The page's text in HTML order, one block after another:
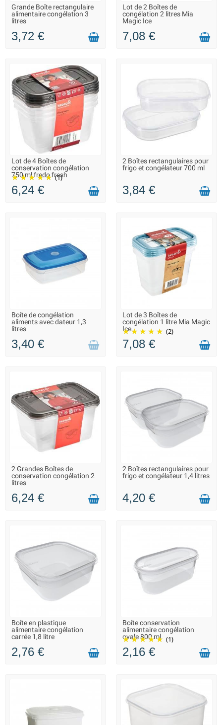
EN STOCK DANS 10 JOURS -
VOUS POUVEZ COMMANDER
Grande Boîte rectangulaire
alimentaire congélation 3
litres
3,72 €
LIVRAISON 2 À 3 JOURS
Lot de 2 Boîtes de
congélation 2 litres Mia
Magic Ice
7,08 €
LIVRAISON 2 À 3 JOURS
Lot de 4 Boîtes de
conservation congélation
750 ml fredo fresh
(1)
6,24 €
LIVRAISON 2 À 3 JOURS
2 Boîtes rectangulaires pour
frigo et congélateur 700 ml
3,84 €
INDISPONIBLE - DÉLAI
INCONNU
Boîte de congélation
aliments avec dateur 1,3
litres
3,40 €
LIVRAISON 2 À 3 JOURS
Lot de 3 Boîtes de
congélation 1 litre Mia Magic
Ice
(2)
7,08 €
LIVRAISON 2 À 3 JOURS
2 Grandes Boîtes de
conservation congélation 2
litres
6,24 €
LIVRAISON 2 À 3 JOURS
2 Boîtes rectangulaires pour
frigo et congélateur 1,4 litres
4,20 €
LIVRAISON 2 À 3 JOURS
Boîte en plastique
alimentaire congélation
carrée 1,8 litre
2,76 €
LIVRAISON 2 À 3 JOURS
Boîte conservation
alimentaire congélation
ovale 800 ml
(1)
2,16 €